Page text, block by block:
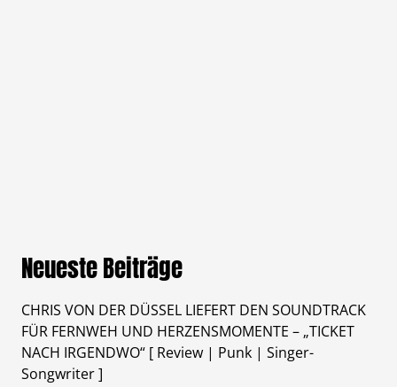
Neueste Beiträge
CHRIS VON DER DÜSSEL LIEFERT DEN SOUNDTRACK
FÜR FERNWEH UND HERZENSMOMENTE – „TICKET
NACH IRGENDWO“ [ Review | Punk | Singer-
Songwriter ]